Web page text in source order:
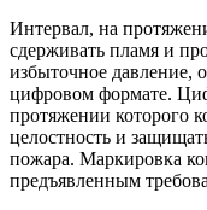
Интервал, на
сдерживать пламя и
избыточное давление,
цифровом формате.
протяжении которого
целостность и
пожара. Маркировка
предъявленным